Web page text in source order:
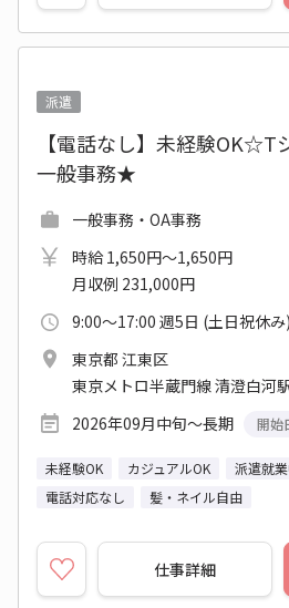
派遣
【電話なし】未経験
一般事務★
一般事務・OA事務
時給 1,650円～1,650円
月収例 231,000円
9:00～17:00 週5日 (土日祝休み)
東京都 江東区
東京メトロ半蔵門線 清澄白河
2026年09月中旬～長期
開始
未経験OK カジュアルOK 派遣就
電話対応なし
髪・ネイル自由
仕事詳細